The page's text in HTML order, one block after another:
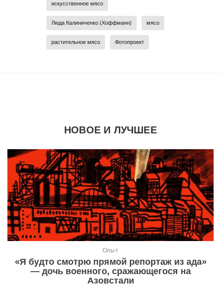
искусственное мясо
Люда Калиниченко (Хоффманн) мясо
растительное мясо Фотопроект
НОВОЕ И ЛУЧШЕЕ
Опыт
«Я будто смотрю прямой репортаж из ада»
— дочь военного, сражающегося на
Азовстали